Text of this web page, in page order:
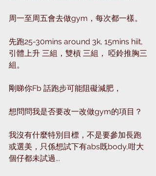
周一至周五會去做gym，每次都一樣。
先跑25-30mins around 3k, 15mins hiit,
引體上升 三組，雙槓 三組， 啞鈴推胸三
組。
剛睇你Fb 話跑步可能阻礙減肥，
想問問我是否要改一改做gym的項目？
我沒有什麼特別目標，不是要參加長跑
或選美，只係想試下有abs既body,咁大
個仔都未試過...